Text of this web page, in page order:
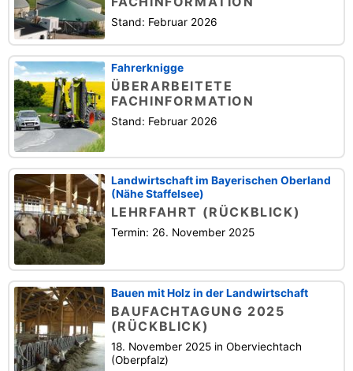
Stand: Februar 2026
Fahrerknigge
ÜBERARBEITETE
FACHINFORMATION
Stand: Februar 2026
Landwirtschaft im Bayerischen Oberland
(Nähe Staffelsee)
LEHRFAHRT (RÜCKBLICK)
Termin: 26. November 2025
Bauen mit Holz in der Landwirtschaft
BAUFACHTAGUNG 2025
(RÜCKBLICK)
18. November 2025 in Oberviechtach
(Oberpfalz)